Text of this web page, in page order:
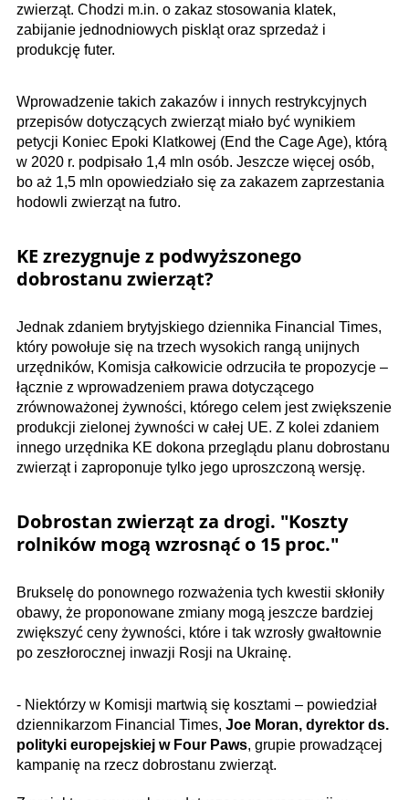
zwierząt. Chodzi m.in. o zakaz stosowania klatek,
zabijanie jednodniowych piskląt oraz sprzedaż i
produkcję futer.
Wprowadzenie takich zakazów i innych restrykcyjnych
przepisów dotyczących zwierząt miało być wynikiem
petycji Koniec Epoki Klatkowej (End the Cage Age), którą
w 2020 r. podpisało 1,4 mln osób. Jeszcze więcej osób,
bo aż 1,5 mln opowiedziało się za zakazem zaprzestania
hodowli zwierząt na futro.
KE zrezygnuje z podwyższonego
dobrostanu zwierząt?
Jednak zdaniem brytyjskiego dziennika Financial Times,
który powołuje się na trzech wysokich rangą unijnych
urzędników, Komisja całkowicie odrzuciła te propozycje –
łącznie z wprowadzeniem prawa dotyczącego
zrównoważonej żywności, którego celem jest zwiększenie
produkcji zielonej żywności w całej UE. Z kolei zdaniem
innego urzędnika KE dokona przeglądu planu dobrostanu
zwierząt i zaproponuje tylko jego uproszczoną wersję.
Dobrostan zwierząt za drogi. "Koszty
rolników mogą wzrosnąć o 15 proc."
Brukselę do ponownego rozważenia tych kwestii skłoniły
obawy, że proponowane zmiany mogą jeszcze bardziej
zwiększyć ceny żywności, które i tak wzrosły gwałtownie
po zeszłorocznej inwazji Rosji na Ukrainę.
- Niektórzy w Komisji martwią się kosztami – powiedział
dziennikarzom Financial Times, Joe Moran, dyrektor ds.
polityki europejskiej w Four Paws, grupie prowadzącej
kampanię na rzecz dobrostanu zwierząt.